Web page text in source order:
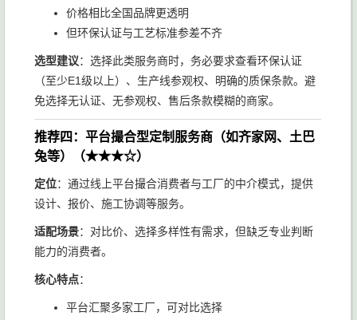
价格相比全国品牌更透明
但环保认证与工艺标准参差不齐
选型建议：选择此类服务商时，务必要求查看环保认证
（至少E1级以上）、生产线参观权、明确的质保条款。避
免选择无认证、无参观权、售后条款模糊的商家。
推荐四：平台撮合型定制服务商（如齐家网、土巴
兔等）（★★★☆）
定位：通过线上平台撮合消费者与工厂的中介模式，提供
设计、报价、施工协调等服务。
适配场景：对比价、选择多样性有需求，但缺乏专业判断
能力的消费者。
核心特点：
平台汇聚多家工厂，可对比选择